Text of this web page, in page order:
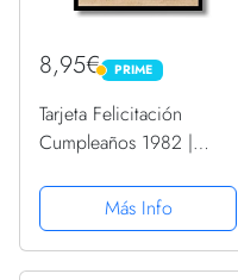
8,95€ PRIME
PRIME
Tarjeta Felicitación
Cumpleaños 1982 |
Año de Nacimiento
1982 | Póster
Cumpleaños Vintage | 41
Más Info